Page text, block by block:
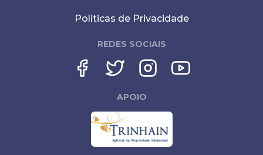
Políticas de Privacidade
REDES SOCIAIS
APOIO